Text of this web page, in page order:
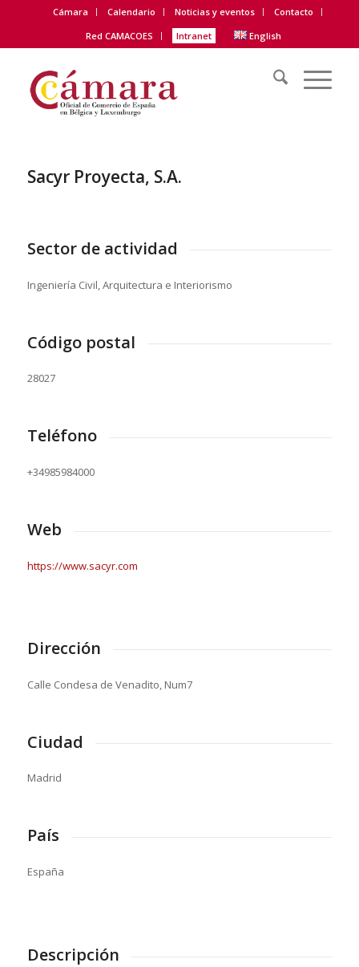
Cámara Calendario Noticias y eventos
Contacto
Red CAMACOES
Intranet English
Sacyr Proyecta, S.A.
Sector de actividad
Ingeniería Civil, Arquitectura e Interiorismo
Código postal
28027
Teléfono
+34985984000
Web
https://www.sacyr.com
Dirección
Calle Condesa de Venadito, Num7
Ciudad
Madrid
País
España
Descripción